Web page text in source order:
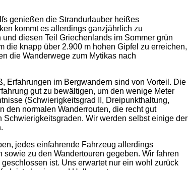
genießen die Strandurlauber heißes
kommt es allerdings ganzjährlich zu
diesen Teil Griechenlands im Sommer grün
die knapp über 2.900 m hohen Gipfel zu erreichen,
die Wanderwege zum Mytikas nach
Erfahrungen im Bergwandern sind von Vorteil. Die
gut zu bewältigen, um den wenige Meter
(Schwierigkeitsgrad II, Dreipunkthaltung,
den normalen Wanderrouten, die recht gut
Wir werden selbst einige der
jedes einfahrende Fahrzeug allerdings
zu den Wandertouren gegeben. Wir fahren
ist. Uns erwartet nur ein wohl zurück